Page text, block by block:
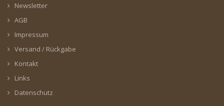
Newsletter
AGB
Impressum
Versand / Rückgabe
Kontakt
Links
Datenschutz